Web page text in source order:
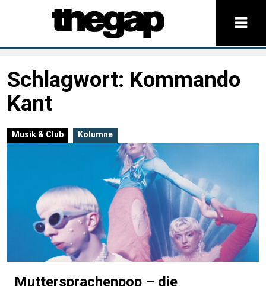
Schlagwort: Kommando
Kant
Musik & Club Kolumne
Muttersprachenpop – die